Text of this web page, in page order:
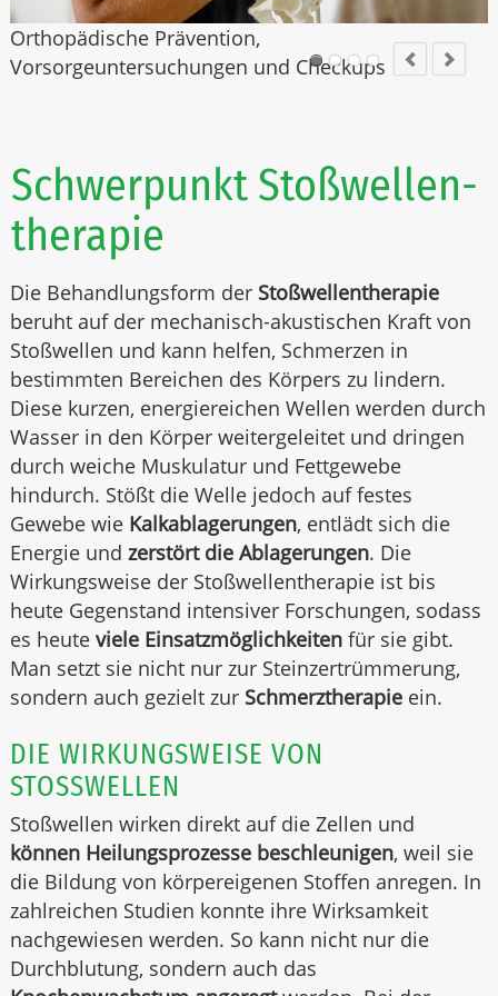
Orthopädische Prävention,
Vorsorgeuntersuchungen und Checkups
Schwerpunkt Stoßwellen­
therapie
Die Behandlungsform der Stoßwellentherapie
beruht auf der mechanisch-akustischen Kraft von
Stoßwellen und kann helfen, Schmerzen in
bestimmten Bereichen des Körpers zu lindern.
Diese kurzen, energiereichen Wellen werden durch
Wasser in den Körper weitergeleitet und dringen
durch weiche Muskulatur und Fettgewebe
hindurch. Stößt die Welle jedoch auf festes
Gewebe wie Kalkablagerungen, entlädt sich die
Energie und zerstört die Ablagerungen. Die
Wirkungsweise der Stoßwellentherapie ist bis
heute Gegenstand intensiver Forschungen, sodass
es heute viele Einsatzmöglichkeitenfür sie gibt.
Man setzt sie nicht nur zur Steinzertrümmerung,
sondern auch gezielt zur Schmerztherapieein.
DIE WIRKUNGSWEISE VON
STOSSWELLEN
Stoßwellen wirken direkt auf die Zellen und
können Heilungsprozesse beschleunigen, weil sie
die Bildung von körpereigenen Stoffen anregen. In
zahlreichen Studien konnte ihre Wirksamkeit
nachgewiesen werden. So kann nicht nur die
Durchblutung, sondern auch das